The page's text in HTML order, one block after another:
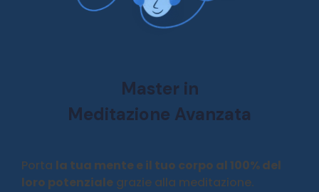
Master in
Meditazione Avanzata
Porta la tua mente e il tuo corpo al 100% del
loro potenziale grazie alla meditazione.